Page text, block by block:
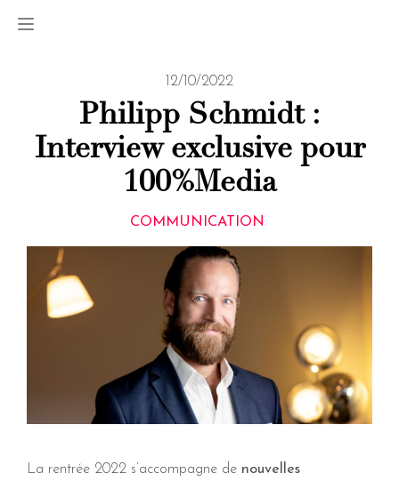
12/10/2022
Philipp Schmidt :
Interview exclusive pour
100%Media
COMMUNICATION
La rentrée 2022 s’accompagne de nouvelles